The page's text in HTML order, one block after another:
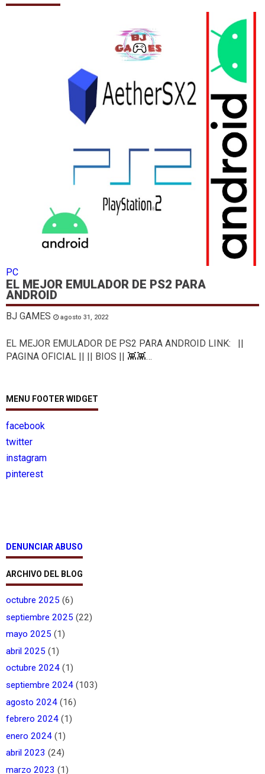
PC
EL MEJOR EMULADOR DE PS2 PARA
ANDROID
BJ GAMES agosto 31, 2022
EL MEJOR EMULADOR DE PS2 PARA ANDROID LINK: ||
PAGINA OFICIAL || || BIOS || 👾👾…
MENU FOOTER WIDGET
facebook
twitter
instagram
pinterest
DENUNCIAR ABUSO
ARCHIVO DEL BLOG
octubre 2025 (6)
septiembre 2025 (22)
mayo 2025 (1)
abril 2025 (1)
octubre 2024 (1)
septiembre 2024 (103)
agosto 2024 (16)
febrero 2024 (1)
enero 2024 (1)
abril 2023 (24)
marzo 2023 (1)